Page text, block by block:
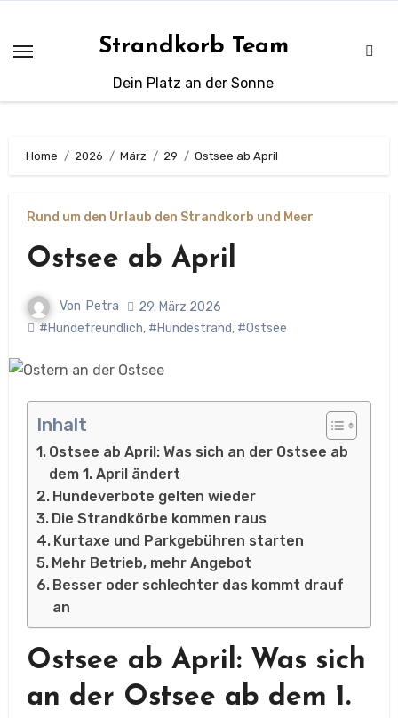
springen
Strandkorb Team
Dein Platz an der Sonne
Home 2026 März 29 Ostsee ab April
Rund um den Urlaub den Strandkorb und Meer
Ostsee ab April
Von Petra
29. März 2026
#Hundefreundlich, #Hundestrand, #Ostsee
Inhalt
Ostsee ab April: Was sich an der Ostsee ab
dem 1. April ändert
Hundeverbote gelten wieder
Die Strandkörbe kommen raus
Kurtaxe und Parkgebühren starten
Mehr Betrieb, mehr Angebot
Besser oder schlechter das kommt drauf
an
Ostsee ab April: Was sich
an der Ostsee ab dem 1.